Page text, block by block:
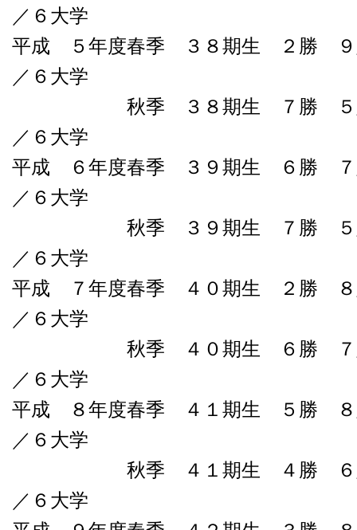
／６大学
平成 ５年度春季 ３８期生 ２勝
／６大学
秋季 ３８期生 ７勝 ５敗
／６大学
平成 ６年度春季 ３９期生 ６勝
／６大学
秋季 ３９期生 ７勝 ５敗
／６大学
平成 ７年度春季 ４０期生 ２勝
／６大学
秋季 ４０期生 ６勝 ７敗
／６大学
平成 ８年度春季 ４１期生 ５勝
／６大学
秋季 ４１期生 ４勝 ６敗
／６大学